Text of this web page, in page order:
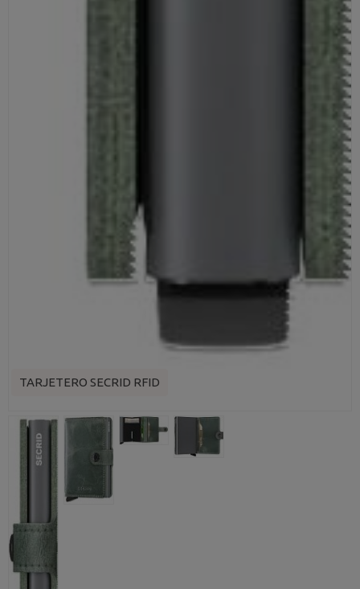
TARJETERO SECRID RFID